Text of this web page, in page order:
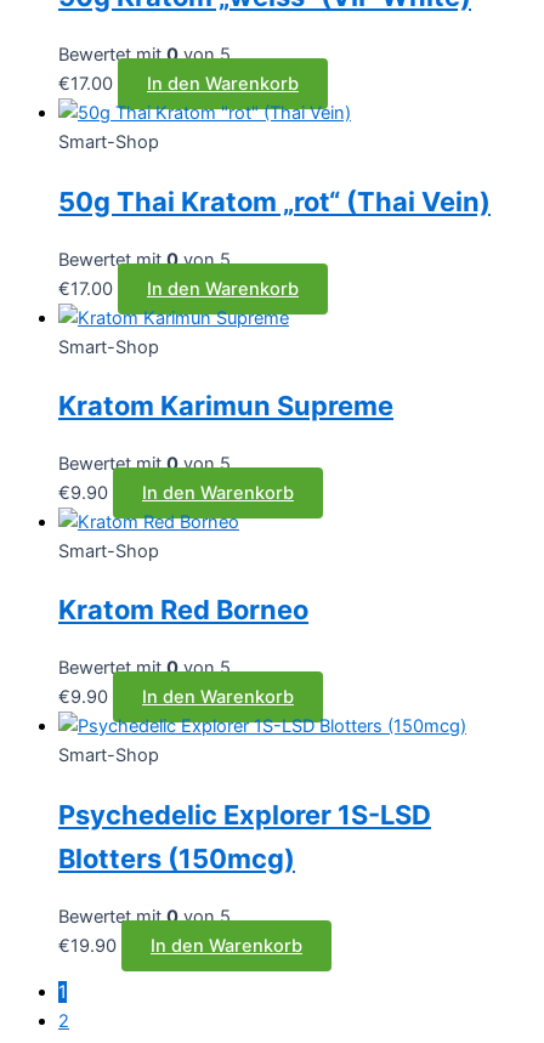
Bewertet mit0von 5
€17.00 In den Warenkorb
Smart-Shop
50g Thai Kratom „rot“ (Thai Vein)
Bewertet mit0von 5
€17.00 In den Warenkorb
Smart-Shop
Kratom Karimun Supreme
Bewertet mit0von 5
€9.90 In den Warenkorb
Smart-Shop
Kratom Red Borneo
Bewertet mit0von 5
€9.90 In den Warenkorb
Smart-Shop
Psychedelic Explorer 1S-LSD
Blotters (150mcg)
Bewertet mit0von 5
€19.90 In den Warenkorb
1
2